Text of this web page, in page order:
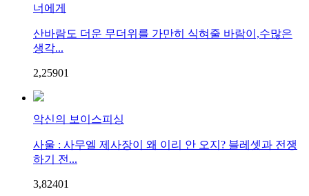
너에게
산바람도 더운 무더위를 가만히 식혀줄 바람이,수많은
생각...
2,25901
악신의 보이스피싱
사울 : 사무엘 제사장이 왜 이리 안 오지? 블레셋과 전쟁
하기 전...
3,82401